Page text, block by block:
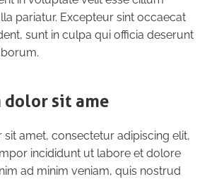
pariatur. Excepteur sint occaecat
sunt in culpa qui officia deserunt
dolor sit ame
amet, consectetur adipiscing elit,
incididunt ut labore et dolore
ad minim veniam, quis nostrud